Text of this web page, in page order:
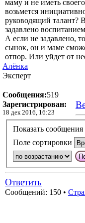
маму и не иметь
возьмется
руководящий талант?
задавлено
А если не задавлено,
сынок, он и маме
отпор. Или уйдет от
Алёнка
Эксперт
Сообщения:519
Зарегистрирован:
18 дек 2016, 16:23
Показать сообщения
Поле сортировки
Ответить
Сообщений: 150 •